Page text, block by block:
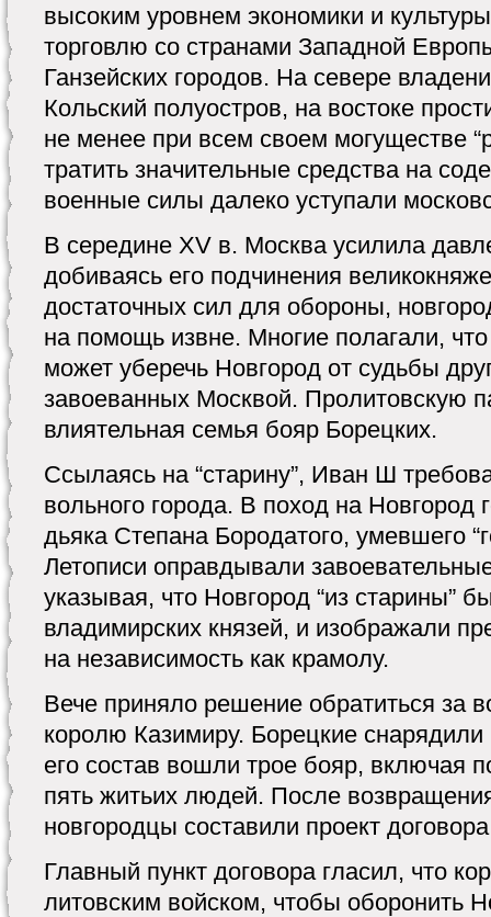
высоким уровнем экономики и
торговлю со странами Западной
Ганзейских гoрoдoв. На севере
Кольский полуостров, на востоке
не менее при всем своем могуществе
тратить значительные средства на
военные силы далеко уступали
В середине ХV в. Москва усилила
добиваясь его подчинения
достаточных сил для обороны,
на помощь извне. Многие полагали,
может уберечь Новгород от судьбы
завоеванных Москвой. Пролитовскую
влиятельная семья бояр Борецких.
Ссылаясь на “старину”, Иван Ш
вольного города. В поход на Новгород
дьяка Степана Бородатого, умевшего
Летописи оправдывали
указывая, что Новгород “из старины”
владимирских князей, и изображали
на независимость как крамолу.
Вече приняло решение обратиться за
королю Казимиру. Борецкие снарядили
его состав вошли трое бояр, включая
пять житьих людей. После
новгородцы составили проект
Главный пункт договора гласил, что
литовским войском, чтобы оборонить